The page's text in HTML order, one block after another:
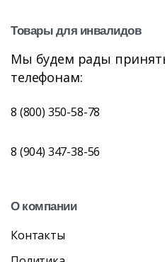
Товарыдля инвалидов
Мы будем рады
телефонам:
8 (800) 350-58-78
8 (904) 347-38-56
Окомпании
Контакты